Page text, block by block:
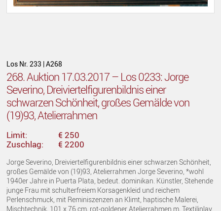
Los Nr. 233 | A268
268. Auktion 17.03.2017 – Los 0233: Jorge
Severino, Dreiviertelfigurenbildnis einer
schwarzen Schönheit, großes Gemälde von
(19)93, Atelierrahmen
Limit:
€ 250
Zuschlag:
€ 2200
Jorge Severino, Dreiviertelfigurenbildnis einer schwarzen Schönheit,
großes Gemälde von (19)93, Atelierrahmen Jorge Severino, *wohl
1940er Jahre in Puerta Plata, bedeut. dominikan. Künstler, Stehende
junge Frau mit schulterfreiem Korsagenkleid und reichem
Perlenschmuck, mit Reminiszenzen an Klimt, haptische Malerei,
Mischtechnik, 101 x 76 cm, rot-goldener Atelierrahmen m. Textilinlay